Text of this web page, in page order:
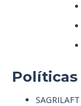
Políticas
SAGRILAFT